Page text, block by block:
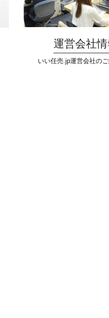
運営会社情
いい任売.jp運営会社の